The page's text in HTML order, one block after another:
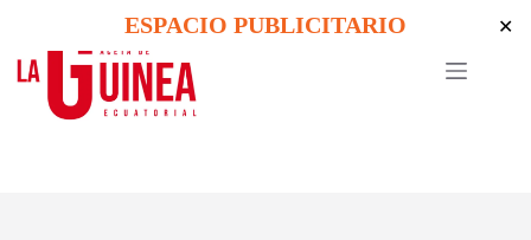
content
ESPACIO PUBLICITARIO ✕